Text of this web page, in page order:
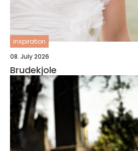
inspiration
08. July 2026
Brudekjole